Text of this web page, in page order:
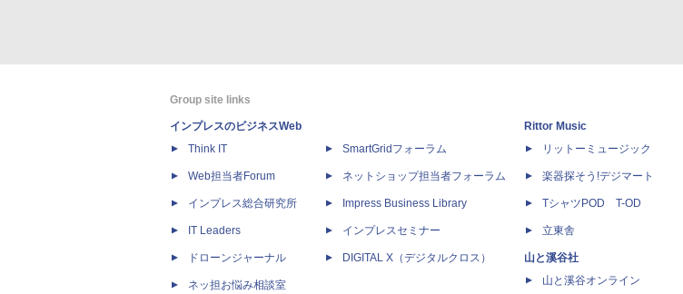
Group site links
インプレスのビジネスWeb
Think IT
Web担当者Forum
インプレス総合研究所
IT Leaders
ドローンジャーナル
ネッ担お悩み相談室
SmartGridフォーラム
ネットショップ担当者フォーラム
Impress Business Library
インプレスセミナー
DIGITAL X（デジタルクロス）
Rittor Music
リットーミュージック
楽器探そう!デジマート
TシャツPOD T-OD
立東舎
山と溪谷社
山と溪谷オンライン